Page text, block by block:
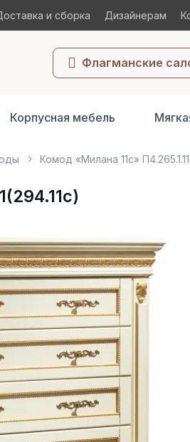
и сборка Дизайнерам
Флагманские
Корпусная мебель
Комод «Милана 11с»